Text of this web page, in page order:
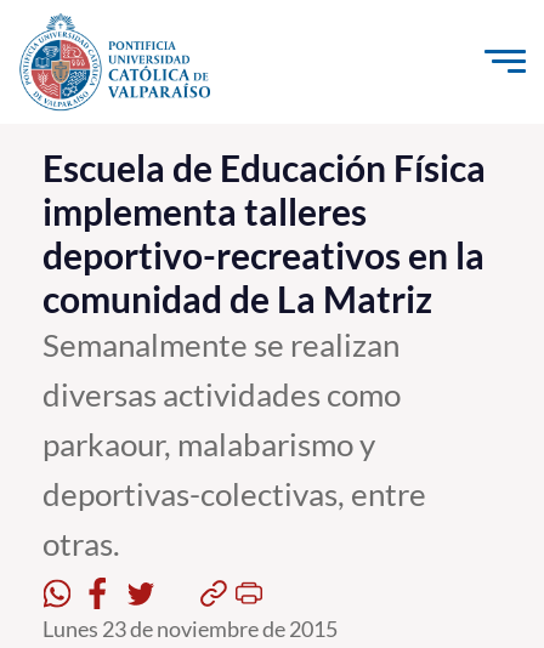
Click acá para ir directamente al contenido
La Universidad
Investigación, Creación e Innovación
PUCV Internacional
Vinculación con el Medio
Admisión
Pregrado
Postgrado
Estudiantes
Escuela de Educación Física
implementa talleres
deportivo-recreativos en la
comunidad de La Matriz
Semanalmente se realizan
diversas actividades como
parkaour, malabarismo y
deportivas-colectivas, entre
otras.
Lunes 23 de noviembre de 2015